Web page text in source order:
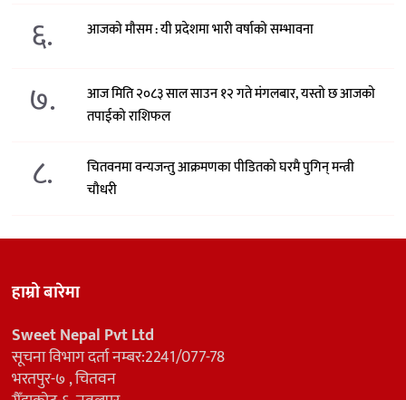
६. आजको मौसम : यी प्रदेशमा भारी वर्षाको सम्भावना
७.
आज मिति २०८३ साल साउन १२ गते मंगलबार, यस्तो छ आजको
तपाईको राशिफल
८.
चितवनमा वन्यजन्तु आक्रमणका पीडितको घरमै पुगिन् मन्त्री
चौधरी
हाम्रो बारेमा
Sweet Nepal Pvt Ltd
सूचना विभाग दर्ता नम्बर:2241/077-78
भरतपुर-७ , चितवन